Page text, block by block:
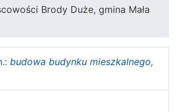
Brody Duże, gmina Mała
budowa budynku mieszkalnego,